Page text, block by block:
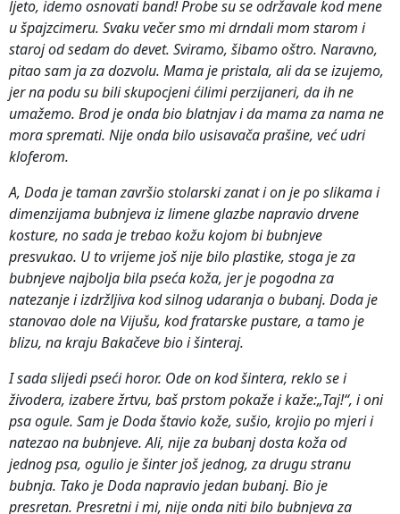
ljeto, idemo osnovati band! Probe su se održavale kod mene
u špajzcimeru. Svaku večer smo mi drndali mom starom i
staroj od sedam do devet. Sviramo, šibamo oštro. Naravno,
pitao sam ja za dozvolu. Mama je pristala, ali da se izujemo,
jer na podu su bili skupocjeni ćilimi perzijaneri, da ih ne
umažemo. Brod je onda bio blatnjav i da mama za nama ne
mora spremati. Nije onda bilo usisavača prašine, već udri
kloferom.
A, Doda je taman završio stolarski zanat i on je po slikama i
dimenzijama bubnjeva iz limene glazbe napravio drvene
kosture, no sada je trebao kožu kojom bi bubnjeve
presvukao. U to vrijeme još nije bilo plastike, stoga je za
bubnjeve najbolja bila pseća koža, jer je pogodna za
natezanje i izdržljiva kod silnog udaranja o bubanj. Doda je
stanovao dole na Vijušu, kod fratarske pustare, a tamo je
blizu, na kraju Bakačeve bio i šinteraj.
I sada slijedi pseći horor. Ode on kod šintera, reklo se i
živodera, izabere žrtvu, baš prstom pokaže i kaže:„Taj!“, i oni
psa ogule. Sam je Doda štavio kože, sušio, krojio po mjeri i
natezao na bubnjeve. Ali, nije za bubanj dosta koža od
jednog psa, ogulio je šinter još jednog, za drugu stranu
bubnja. Tako je Doda napravio jedan bubanj. Bio je
presretan. Presretni i mi, nije onda niti bilo bubnjeva za